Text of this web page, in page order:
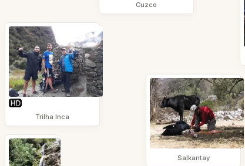
Cuzco
Trilha Inca
Salkantay